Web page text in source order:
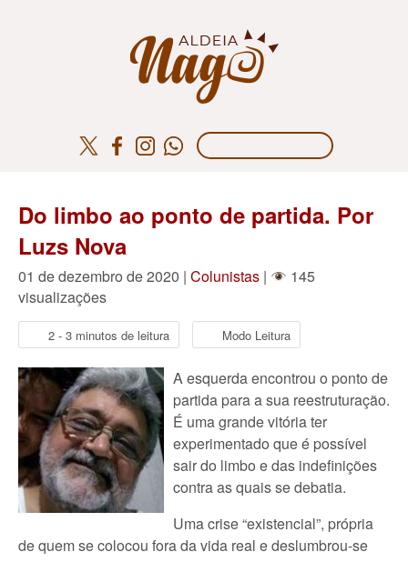
Do limbo ao ponto de partida. Por
Luzs Nova
01 de dezembro de 2020 | Colunistas |
145
visualizações
2 - 3 minutos de leitura Modo Leitura
A esquerda encontrou o ponto de
partida para a sua reestruturação.
É uma grande vitória ter
experimentado que é possível
sair do limbo e das indefinições
contra as quais se debatia.
Uma crise “existencial”, própria
de quem se colocou fora da vida real e deslumbrou-se